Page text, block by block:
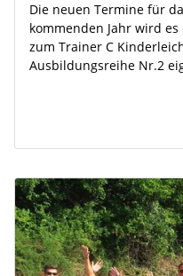
Die neuen Termine für
kommenden Jahr wird
zum Trainer C
Ausbildungsreihe Nr.2